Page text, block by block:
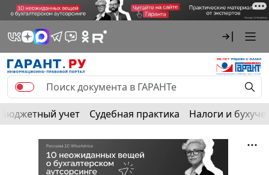
Бюджетный учет Судебная практика Налоги и